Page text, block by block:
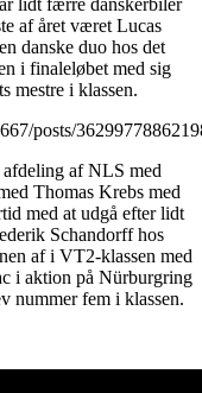
af året været Lucas
danske duo hos det
i finaleløbet med sig
mestre i klassen.
posts/
af NLS med
Thomas Krebs med
med at udgå efter lidt
Schandorff hos
af i VT2-klassen med
i aktion på Nürburgring
nummer fem i klassen.